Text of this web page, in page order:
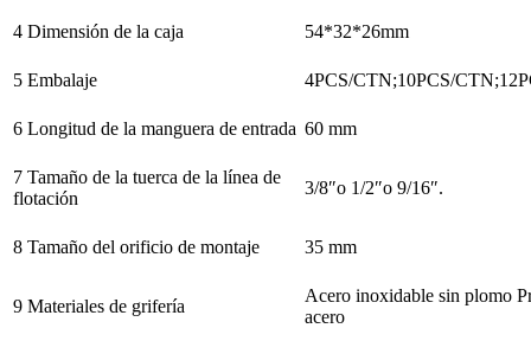
4 Dimensión de la caja 54*32*26mm
5 Embalaje 4PCS/CTN;10PCS/
6 Longitud de la manguera de entrada 60 mm
7 Tamaño de la tuerca de la línea de
flotación
3/8″o 1/2″o 9/16″.
8 Tamaño del orificio de montaje 35 mm
9 Materiales de grifería
Acero inoxidable sin plomo
acero